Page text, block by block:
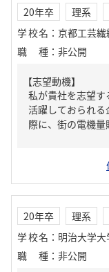
20年卒 理系
学校名 ： 京都工芸
職種 ： 非公開
【志望動機】
私が貴社を志望
活躍しておられ
際に、街の電機
20年卒 理系
学校名 ： 明治大学大
職種 ： 非公開